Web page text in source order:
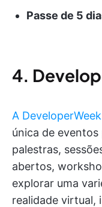
Passe de 5
4.
A DeveloperWeek
única de
palestras,
abertos,
explorar uma
realidade virtual,